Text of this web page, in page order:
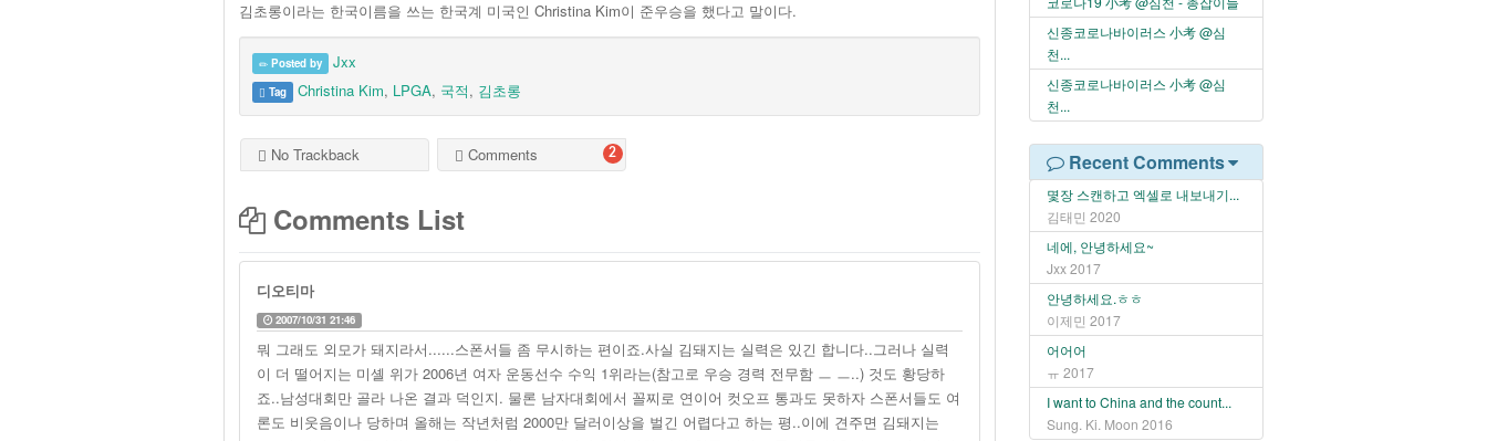
김초롱이라는 한국이름을 쓰는 한국계 미국인 Christina Kim이 준우승을 했다고 말이다.
Posted by Jxx
Tag Christina Kim, LPGA, 국적, 김초롱
No Trackback Comments 2
Comments List
디오티마
2007/10/31 21:46
뭐 그래도 외모가 돼지라서......스폰서들 좀 무시하는 편이죠.사실 김돼지는 실력은 있긴 합니다..그러나 실력
이 더 떨어지는 미셸 위가 2006년 여자 운동선수 수익 1위라는(참고로 우승 경력 전무함 ㅡ ㅡ..) 것도 황당하
죠..남성대회만 골라 나온 결과 덕인지. 물론 남자대회에서 꼴찌로 연이어 컷오프 통과도 못하자 스폰서들도 여
론도 비웃음이나 당하며 올해는 작년처럼 2000만 달러이상을 벌긴 어렵다고 하는 평..이에 견주면 김돼지는
신종코로나바이러스 小考 @심
천...
신종코로나바이러스 小考 @심
천...
Recent Comments
몇장 스캔하고 엑셀로 내보내기...
김태민 2020
네에, 안녕하세요~
Jxx 2017
안녕하세요.ㅎㅎ
이제민 2017
어어어
ㅠ 2017
I want to China and the count...
Sung. Ki. Moon 2016